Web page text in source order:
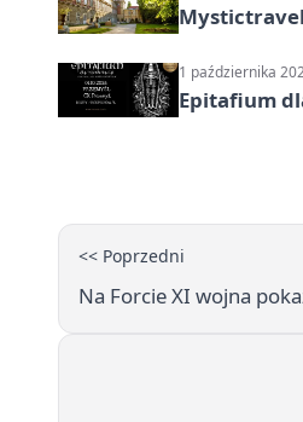
1 października
Epitafium
<< Poprzedni
Na Forcie XI wojna